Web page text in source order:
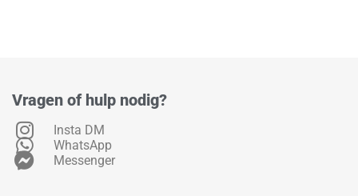
Vragen of hulp nodig?
Insta DM
WhatsApp
Messenger